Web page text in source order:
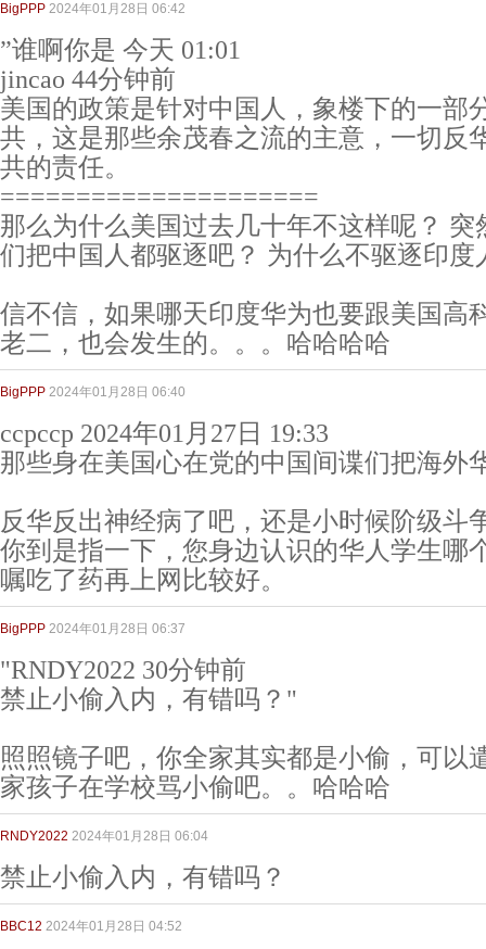
BigPPP 2024年01月28日 06:42
”谁啊你是 今天 01:01
jincao 44分钟前
美国的政策是针对中国人，象楼下的一部
共，这是那些余茂春之流的主意，一切反
共的责任。
=====================
那么为什么美国过去几十年不这样呢？
们把中国人都驱逐吧？ 为什么不驱逐印度
信不信，如果哪天印度华为也要跟美国高
老二，也会发生的。。。哈哈哈哈
BigPPP 2024年01月28日 06:40
ccpccp 2024年01月27日 19:33
那些身在美国心在党的中国间谍们把海外
反华反出神经病了吧，还是小时候阶级斗
你到是指一下，您身边认识的华人学生哪
嘱吃了药再上网比较好。
BigPPP 2024年01月28日 06:37
"RNDY2022 30分钟前
禁止小偷入内，有错吗？"
照照镜子吧，你全家其实都是小偷，可以
家孩子在学校骂小偷吧。。哈哈哈
RNDY2022 2024年01月28日 06:04
禁止小偷入内，有错吗？
BBC12 2024年01月28日 04:52